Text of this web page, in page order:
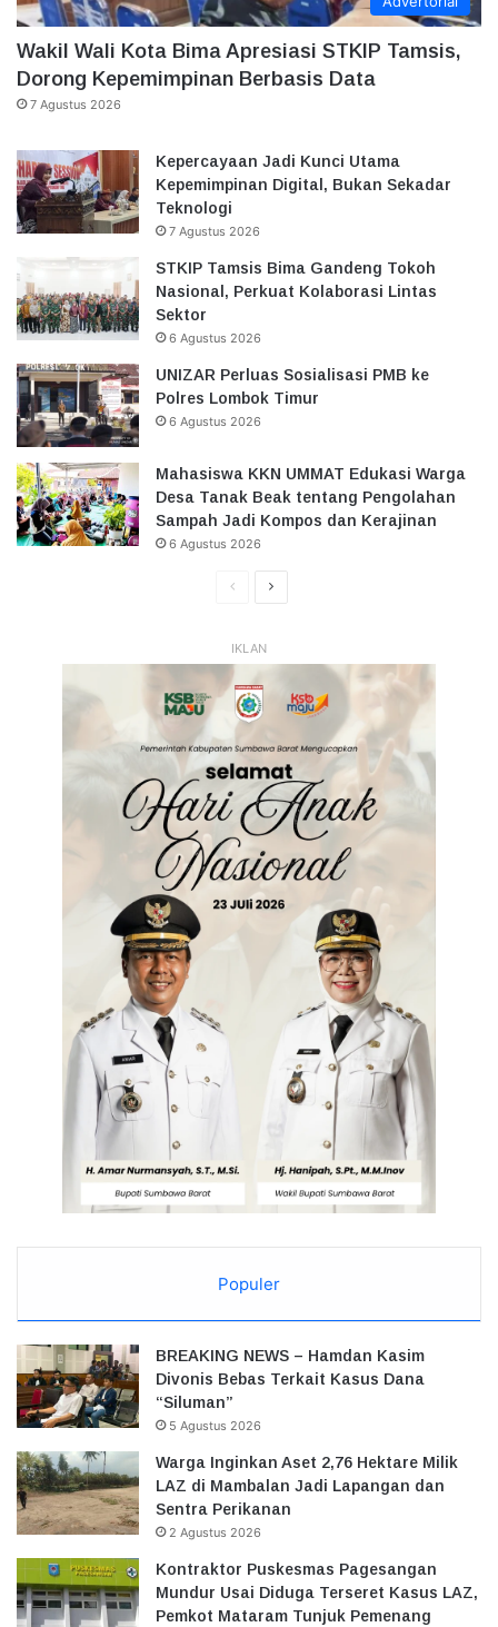
Wakil Wali Kota Bima Apresiasi STKIP Tamsis,
Dorong Kepemimpinan Berbasis Data
7 Agustus 2026
Kepercayaan Jadi Kunci Utama
Kepemimpinan Digital, Bukan Sekadar
Teknologi
7 Agustus 2026
STKIP Tamsis Bima Gandeng Tokoh
Nasional, Perkuat Kolaborasi Lintas
Sektor
6 Agustus 2026
UNIZAR Perluas Sosialisasi PMB ke
Polres Lombok Timur
6 Agustus 2026
Mahasiswa KKN UMMAT Edukasi Warga
Desa Tanak Beak tentang Pengolahan
Sampah Jadi Kompos dan Kerajinan
6 Agustus 2026
HalamanHalaman
IKLAN
Populer
BREAKING NEWS – Hamdan Kasim
Divonis Bebas Terkait Kasus Dana
“Siluman”
5 Agustus 2026
Warga Inginkan Aset 2,76 Hektare Milik
LAZ di Mambalan Jadi Lapangan dan
Sentra Perikanan
2 Agustus 2026
Kontraktor Puskesmas Pagesangan
Mundur Usai Diduga Terseret Kasus LAZ,
Pemkot Mataram Tunjuk Pemenang